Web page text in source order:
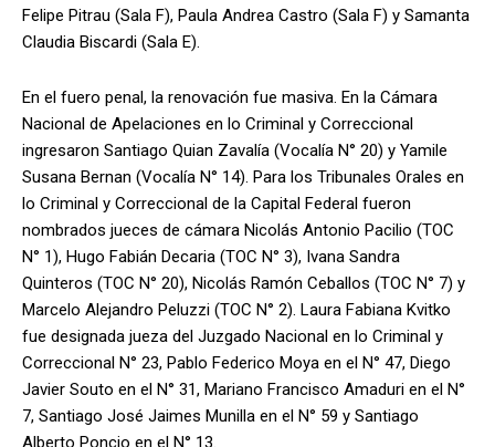
Felipe Pitrau (Sala F), Paula Andrea Castro (Sala F) y Samanta
Claudia Biscardi (Sala E).
En el fuero penal, la renovación fue masiva. En la Cámara
Nacional de Apelaciones en lo Criminal y Correccional
ingresaron Santiago Quian Zavalía (Vocalía N° 20) y Yamile
Susana Bernan (Vocalía N° 14). Para los Tribunales Orales en
lo Criminal y Correccional de la Capital Federal fueron
nombrados jueces de cámara Nicolás Antonio Pacilio (TOC
N° 1), Hugo Fabián Decaria (TOC N° 3), Ivana Sandra
Quinteros (TOC N° 20), Nicolás Ramón Ceballos (TOC N° 7) y
Marcelo Alejandro Peluzzi (TOC N° 2). Laura Fabiana Kvitko
fue designada jueza del Juzgado Nacional en lo Criminal y
Correccional N° 23, Pablo Federico Moya en el N° 47, Diego
Javier Souto en el N° 31, Mariano Francisco Amaduri en el N°
7, Santiago José Jaimes Munilla en el N° 59 y Santiago
Alberto Poncio en el N° 13.